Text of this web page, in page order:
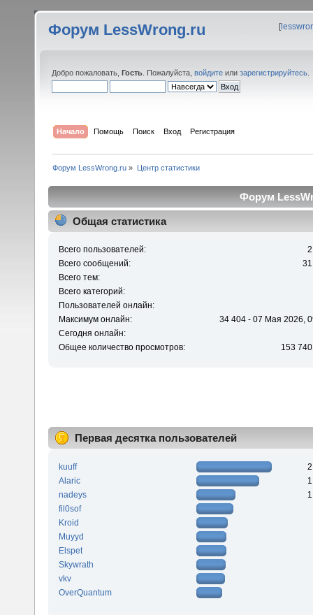
Форум LessWrong.ru [
Добро пожаловать, Гость . Пожалуйста, войдите или зарегистрируйтесь
Начало Помощь Поиск Вход Регистрация
Форум LessWrong.ru » Центр статистики
Форум
Общая статистика
Всего пользователей:
Всего сообщений:
Всего тем:
Всего категорий:
Пользователей онлайн:
Максимум онлайн:
34 404 - 07 Мая 2026,
Сегодня онлайн:
Общее количество просмотров:
153
Первая десятка пользователей
kuuff
Alaric
nadeys
fil0sof
Kroid
Muyyd
Elspet
Skywrath
vkv
OverQuantum